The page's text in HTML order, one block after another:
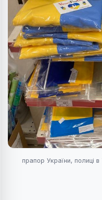
прапор України, полиці